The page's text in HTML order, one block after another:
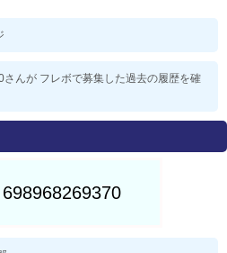
んが フレボで募集した過去の履歴を確